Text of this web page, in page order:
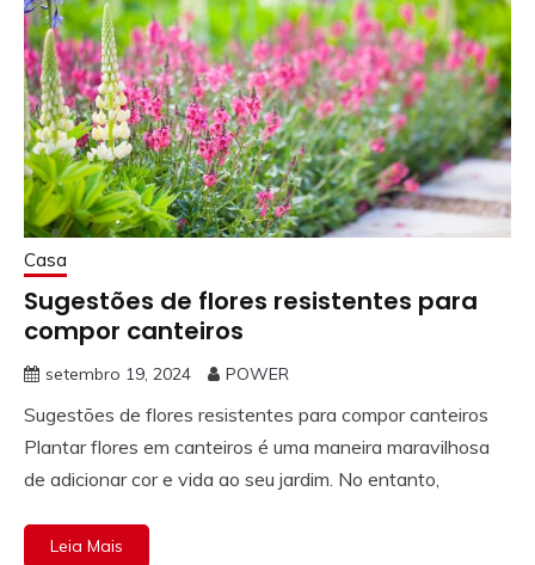
Casa
Sugestões de flores resistentes para
compor canteiros
setembro 19, 2024 POWER
Sugestões de flores resistentes para compor canteiros
Plantar flores em canteiros é uma maneira maravilhosa
de adicionar cor e vida ao seu jardim. No entanto,
Leia Mais